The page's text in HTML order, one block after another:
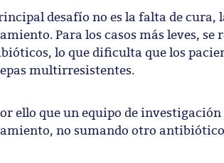
desafío no es la falta de cura,
Para los casos más leves,
lo que dificulta que los
multirresistentes.
ello que un equipo de
no sumando otro